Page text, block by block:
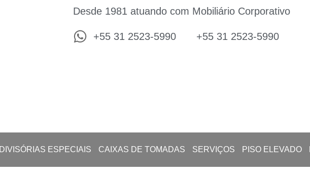
Desde 1981 atuando com Mobiliário Corporativo
+55 31 2523-5990 +55 31 2523-5990
DIVISÓRIAS ESPECIAIS CAIXAS DE TOMADAS SERVIÇOS PISO ELEVADO